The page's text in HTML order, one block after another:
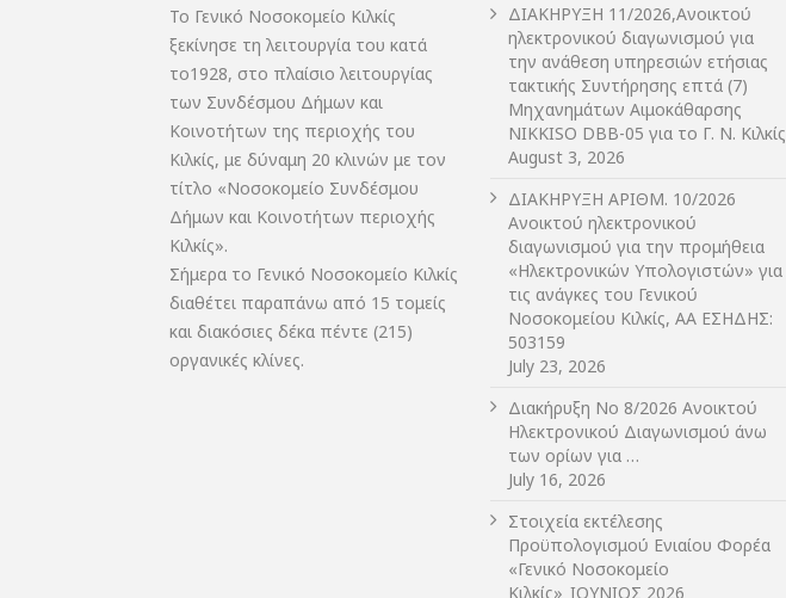
Το Γενικό Νοσοκομείο Κιλκίς
ξεκίνησε τη λειτουργία του κατά
το1928, στο πλαίσιο λειτουργίας
των Συνδέσμου Δήμων και
Κοινοτήτων της περιοχής του
Κιλκίς, με δύναμη 20 κλινών με τον
τίτλο «Νοσοκομείο Συνδέσμου
Δήμων και Κοινοτήτων περιοχής
Κιλκίς».
Σήμερα το Γενικό Νοσοκομείο Κιλκίς
διαθέτει παραπάνω από 15 τομείς
και διακόσιες δέκα πέντε (215)
οργανικές κλίνες.
ΔIΑΚΗΡΥΞΗ 11/2026,Ανοικτού
ηλεκτρονικού διαγωνισμού για
την ανάθεση υπηρεσιών ετήσιας
τακτικής Συντήρησης επτά (7)
Μηχανημάτων Αιμοκάθαρσης
NIKKISO DBB-05 για το Γ. Ν. Κιλκίς
August 3, 2026
ΔIΑΚΗΡΥΞΗ ΑΡIΘΜ. 10/2026
Ανοικτού ηλεκτρονικού
διαγωνισμού για την προμήθεια
«Ηλεκτρονικών Υπολογιστών» για
τις ανάγκες του Γενικού
Νοσοκομείου Κιλκίς, ΑΑ ΕΣΗΔΗΣ:
503159
July 23, 2026
Διακήρυξη Νο 8/2026 Ανοικτού
Ηλεκτρονικού Διαγωνισμού άνω
των ορίων για …
July 16, 2026
Στοιχεία εκτέλεσης
Προϋπολογισμού Ενιαίου Φορέα
«Γενικό Νοσοκομείο
Κιλκίς»_ΙΟΥΝΙΟΣ 2026